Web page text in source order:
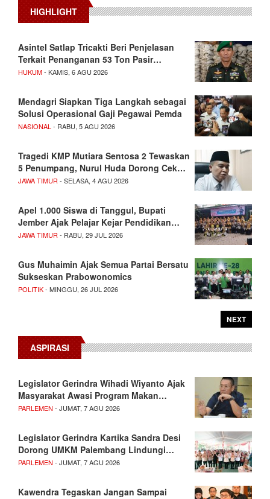
HIGHLIGHT
Asintel Satlap Tricakti Beri Penjelasan
Terkait Penanganan 53 Ton Pasir…
HUKUM- KAMIS, 6 AGU 2026
Mendagri Siapkan Tiga Langkah sebagai
Solusi Operasional Gaji Pegawai Pemda
NASIONAL - RABU, 5 AGU 2026
Tragedi KMP Mutiara Sentosa 2 Tewaskan
5 Penumpang, Nurul Huda Dorong Cek…
JAWA TIMUR - SELASA, 4 AGU 2026
Apel 1.000 Siswa di Tanggul, Bupati
Jember Ajak Pelajar Kejar Pendidikan…
JAWA TIMUR - RABU, 29 JUL 2026
Gus Muhaimin Ajak Semua Partai Bersatu
Sukseskan Prabowonomics
POLITIK- MINGGU, 26 JUL 2026
NEXT
ASPIRASI
Legislator Gerindra Wihadi Wiyanto Ajak
Masyarakat Awasi Program Makan…
PARLEMEN - JUMAT, 7 AGU 2026
Legislator Gerindra Kartika Sandra Desi
Dorong UMKM Palembang Lindungi…
PARLEMEN - JUMAT, 7 AGU 2026
Kawendra Tegaskan Jangan Sampai